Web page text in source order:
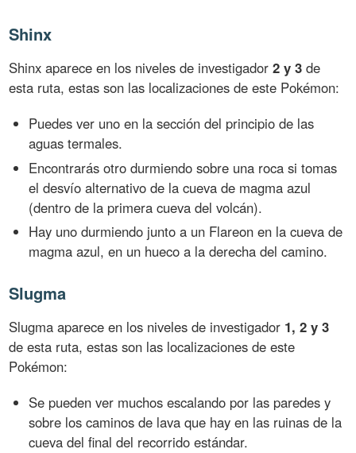
Shinx
Shinx aparece en los niveles de investigador2 y 3 de
esta ruta, estas son las localizaciones de este Pokémon:
Puedes ver uno en la sección del principio de las
aguas termales.
Encontrarás otro durmiendo sobre una roca si tomas
el desvío alternativo de la cueva de magma azul
(dentro de la primera cueva del volcán).
Hay uno durmiendo junto a un Flareon en la cueva de
magma azul, en un hueco a la derecha del camino.
Slugma
Slugma aparece en los niveles de investigador 1, 2 y 3
de esta ruta, estas son las localizaciones de este
Pokémon:
Se pueden ver muchos escalando por las paredes y
sobre los caminos de lava que hay en las ruinas de la
cueva del final del recorrido estándar.